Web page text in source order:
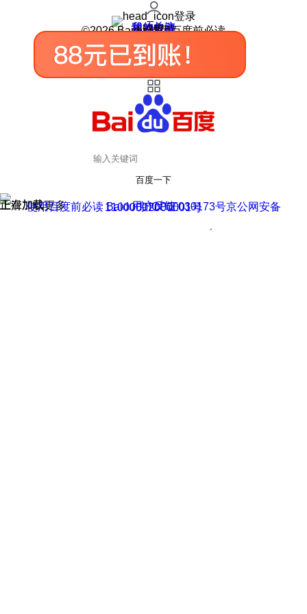
登录
我的关注
我的收藏
皮肤中心
用户反馈
设置
©2026 Baidu 使用百度前必读
百度一下
正在加载
上滑加载更多 用户反馈
使用百度前必读 Baidu 京ICP证030173号
京公网安备11000002000001号